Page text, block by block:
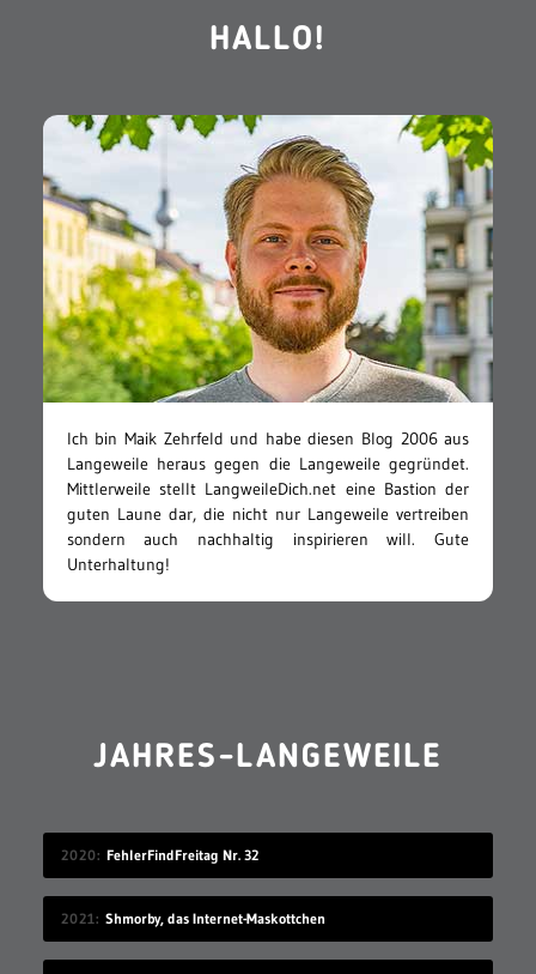
HALLO!
Ich bin Maik Zehrfeld und habe diesen Blog 2006 aus
Langeweile heraus gegen die Langeweile gegründet.
Mittlerweile stellt LangweileDich.net eine Bastion der
guten Laune dar, die nicht nur Langeweile vertreiben
sondern auch nachhaltig inspirieren will. Gute
Unterhaltung!
JAHRES-LANGEWEILE
2020 FehlerFindFreitag Nr. 32
2021 Shmorby, das Internet-Maskottchen